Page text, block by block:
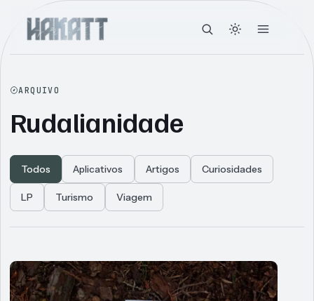
ARQUIVO
Rudalianidade
Todos Aplicativos Artigos Curiosidades
LP Turismo Viagem
Articles